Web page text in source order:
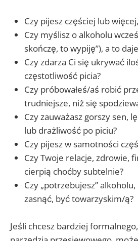
Czy pijesz częściej lub
Czy myślisz o alkoholu
skończę, to wypiję”), a to
Czy zdarza Ci się ukrywać
częstotliwość picia?
Czy próbowałeś/aś robić
trudniejsze, niż się
Czy zauważasz gorszy sen,
lub drażliwość po piciu?
Czy pijesz w samotności
Czy Twoje relacje, zdrowie,
cierpią choćby subtelnie?
Czy „potrzebujesz”
zasnąć, być towarzyskim/ą?
Jeśli chcesz bardziej